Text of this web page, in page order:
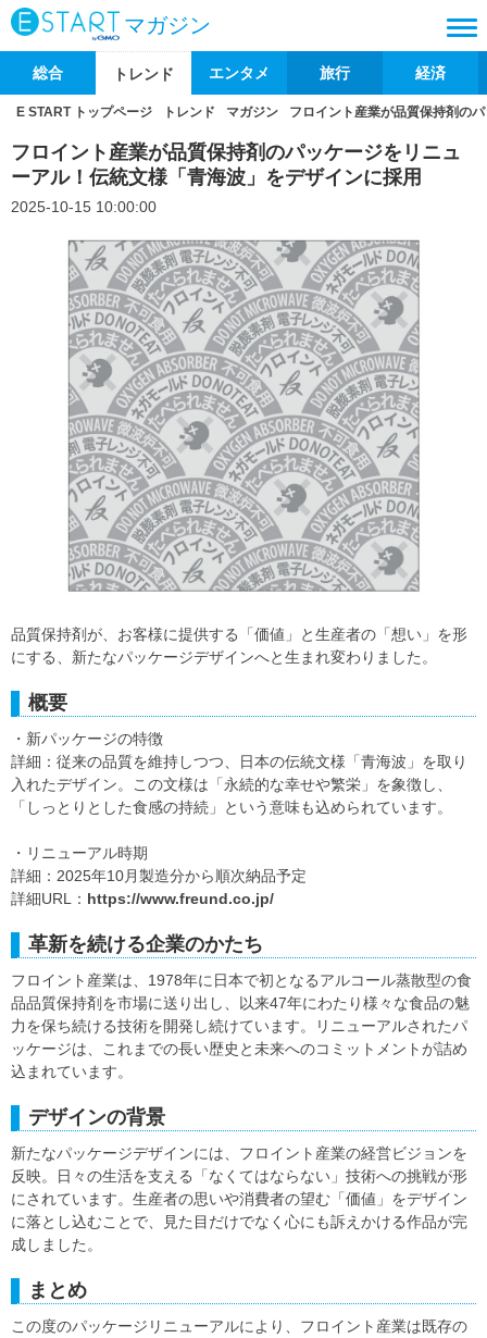
マガジン
総合 トレンド エンタメ 旅行 経済
E START トップページ トレンド マガジン フロイント産業が品質保持剤の
フロイント産業が品質保持剤のパッケージをリニュ
ーアル！伝統文様「青海波」をデザインに採用
2025-10-15 10:00:00
品質保持剤が、お客様に提供する「価値」と生産者の「想い」を形
にする、新たなパッケージデザインへと生まれ変わりました。
概要
・新パッケージの特徴
詳細：従来の品質を維持しつつ、日本の伝統文様「青海波」を取り
入れたデザイン。この文様は「永続的な幸せや繁栄」を象徴し、
「しっとりとした食感の持続」という意味も込められています。
・リニューアル時期
詳細：2025年10月製造分から順次納品予定
詳細URL： https://www.freund.co.jp/
革新を続ける企業のかたち
フロイント産業は、1978年に日本で初となるアルコール蒸散型の食
品品質保持剤を市場に送り出し、以来47年にわたり様々な食品の魅
力を保ち続ける技術を開発し続けています。リニューアルされたパ
ッケージは、これまでの長い歴史と未来へのコミットメントが詰め
込まれています。
デザインの背景
新たなパッケージデザインには、フロイント産業の経営ビジョンを
反映。日々の生活を支える「なくてはならない」技術への挑戦が形
にされています。生産者の思いや消費者の望む「価値」をデザイン
に落とし込むことで、見た目だけでなく心にも訴えかける作品が完
成しました。
まとめ
この度のパッケージリニューアルにより、フロイント産業は既存の